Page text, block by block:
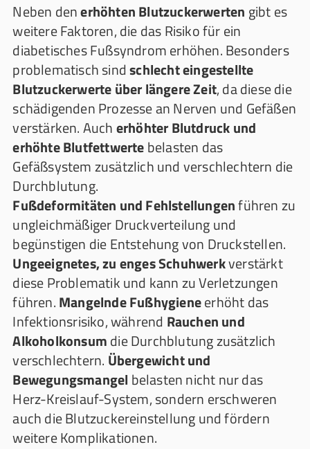
Neben denerhöhten Blutzuckerwerten gibt es
weitere Faktoren, die das Risiko für ein
diabetisches Fußsyndrom erhöhen. Besonders
problematisch sindschlecht eingestellte
Blutzuckerwerte über längere Zeit, da diese die
schädigenden Prozesse an Nerven und Gefäßen
verstärken. Aucherhöhter Blutdruck und
erhöhte Blutfettwertebelasten das
Gefäßsystem zusätzlich und verschlechtern die
Durchblutung.
Fußdeformitäten und Fehlstellungenführen zu
ungleichmäßiger Druckverteilung und
begünstigen die Entstehung von Druckstellen.
Ungeeignetes, zu enges Schuhwerkverstärkt
diese Problematik und kann zu Verletzungen
führen.Mangelnde Fußhygieneerhöht das
Infektionsrisiko, während Rauchen und
Alkoholkonsumdie Durchblutung zusätzlich
verschlechtern. Übergewicht und
Bewegungsmangel belasten nicht nur das
Herz-Kreislauf-System, sondern erschweren
auch die Blutzuckereinstellung und fördern
weitere Komplikationen.